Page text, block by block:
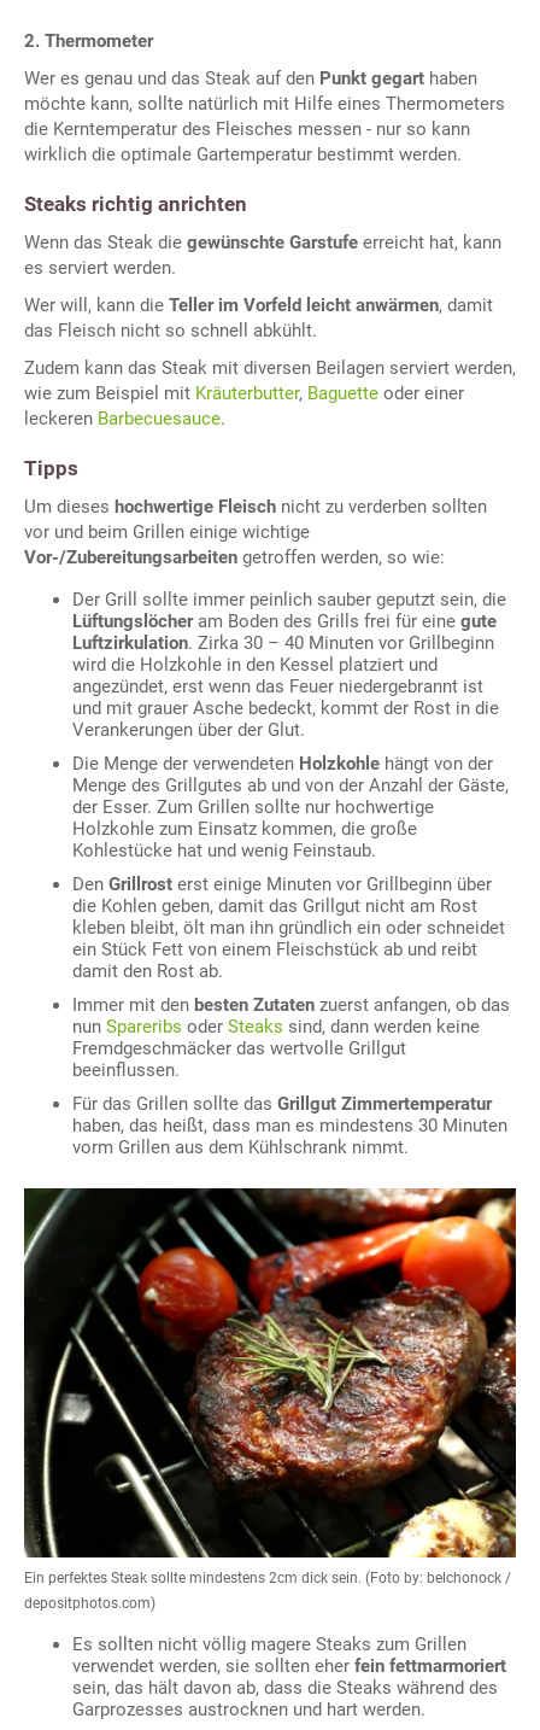
2. Thermometer
Wer es genau und das Steak auf den Punkt gegart haben
möchte kann, sollte natürlich mit Hilfe eines Thermometers
die Kerntemperatur des Fleisches messen - nur so kann
wirklich die optimale Gartemperatur bestimmt werden.
Steaks richtig anrichten
Wenn das Steak die gewünschte Garstufe erreicht hat, kann
es serviert werden.
Wer will, kann die Teller im Vorfeld leicht anwärmen, damit
das Fleisch nicht so schnell abkühlt.
Zudem kann das Steak mit diversen Beilagen serviert werden,
wie zum Beispiel mit Kräuterbutter, Baguette oder einer
leckeren Barbecuesauce.
Tipps
Um dieses hochwertige Fleisch nicht zu verderben sollten
vor und beim Grillen einige wichtige
Vor-/Zubereitungsarbeiten getroffen werden, so wie:
Der Grill sollte immer peinlich sauber geputzt sein, die
Lüftungslöcheram Boden des Grills frei für eine gute
Luftzirkulation. Zirka 30 – 40 Minuten vor Grillbeginn
wird die Holzkohle in den Kessel platziert und
angezündet, erst wenn das Feuer niedergebrannt ist
und mit grauer Asche bedeckt, kommt der Rost in die
Verankerungen über der Glut.
Die Menge der verwendeten Holzkohle hängt von der
Menge des Grillgutes ab und von der Anzahl der Gäste,
der Esser. Zum Grillen sollte nur hochwertige
Holzkohle zum Einsatz kommen, die große
Kohlestücke hat und wenig Feinstaub.
Den Grillrost erst einige Minuten vor Grillbeginn über
die Kohlen geben, damit das Grillgut nicht am Rost
kleben bleibt, ölt man ihn gründlich ein oder schneidet
ein Stück Fett von einem Fleischstück ab und reibt
damit den Rost ab.
Immer mit den besten Zutaten zuerst anfangen, ob das
nun Spareribs oder Steaks sind, dann werden keine
Fremdgeschmäcker das wertvolle Grillgut
beeinflussen.
Für das Grillen sollte das Grillgut Zimmertemperatur
haben, das heißt, dass man es mindestens 30 Minuten
vorm Grillen aus dem Kühlschrank nimmt.
Ein perfektes Steak sollte mindestens 2cm dick sein. (Foto by: belchonock /
depositphotos.com)
Es sollten nicht völlig magere Steaks zum Grillen
verwendet werden, sie sollten eher fein fettmarmoriert
sein, das hält davon ab, dass die Steaks während des
Garprozesses austrocknen und hart werden.